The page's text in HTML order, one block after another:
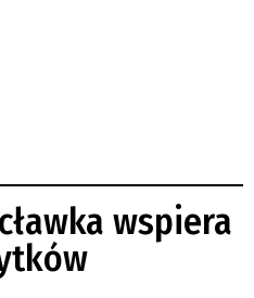
wspiera